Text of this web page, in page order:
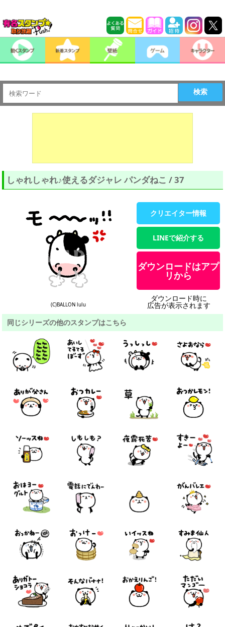
検索
しゃれしゃれ♪使えるダジャレ パンダねこ / 37
(C)BALLON lulu
クリエイター情報
LINEで紹介する
ダウンロードはアプ
リから
ダウンロード時に
広告が表示されます
同じシリーズの他のスタンプはこちら